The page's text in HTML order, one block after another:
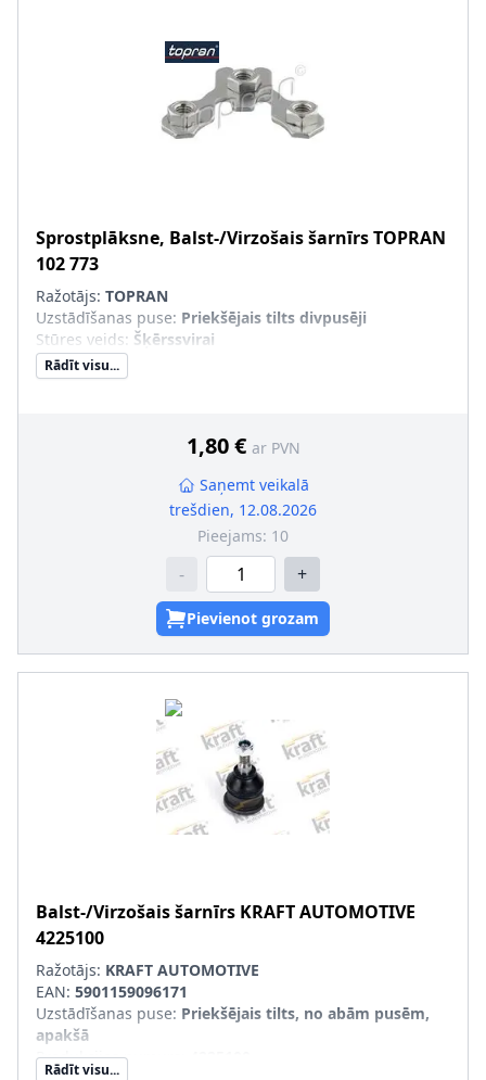
Sprostplāksne, Balst-/Virzošais šarnīrsTOPRAN
102 773
Ražotājs: TOPRAN
Uzstādīšanas puse: Priekšējais tilts divpusēji
Stūres veids: Šķērssvirai
Rādīt visu...
1,80 € ar PVN
Saņemt veikalā
trešdien, 12.08.2026
Pieejams: 10
- +
Pievienot grozam
Balst-/Virzošais šarnīrs KRAFT AUTOMOTIVE
4225100
Ražotājs: KRAFT AUTOMOTIVE
EAN: 5901159096171
Uzstādīšanas puse: Priekšējais tilts, no abām pusēm,
apakšā
Produkcijas numurs
Rādīt visu...